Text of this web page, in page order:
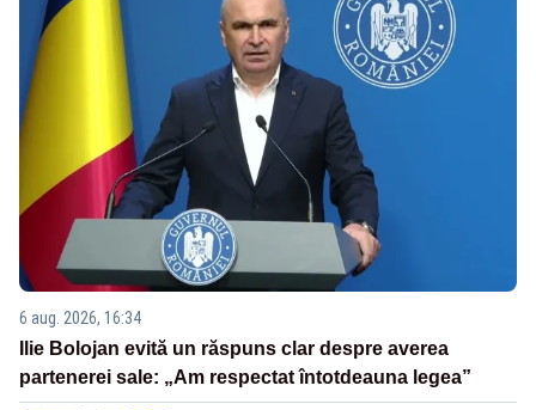
6 aug. 2026, 16:34
Ilie Bolojan evită un răspuns clar despre averea
partenerei sale: „Am respectat întotdeauna legea”